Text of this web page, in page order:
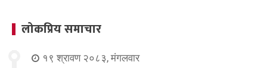
लोकप्रिय समाचार
१९ श्रावण २०८३, मंगलवार